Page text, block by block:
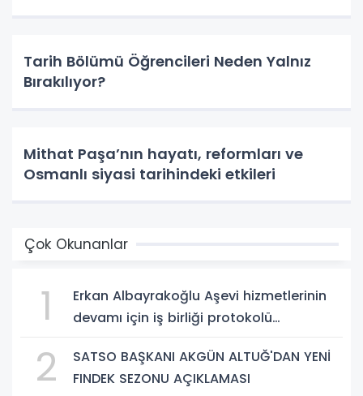
Tarih Bölümü Öğrencileri Neden Yalnız
Bırakılıyor?
Mithat Paşa’nın hayatı, reformları ve
Osmanlı siyasi tarihindeki etkileri
Çok Okunanlar
1
Erkan Albayrakoğlu Aşevi hizmetlerinin
devamı için iş birliği protokolü
2
SATSO BAŞKANI AKGÜN ALTUĞ'DAN YENİ
FINDEK SEZONU AÇIKLAMASI